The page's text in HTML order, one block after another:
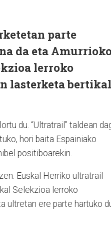
parte
da eta
lerroko
lasterketa bertikal
du. “Ultratrail” taldean
hori baita Espainiako
positiboarekin.
Euskal Herriko ultratrail
Selekzioa lerroko
ultretan ere parte hartuko